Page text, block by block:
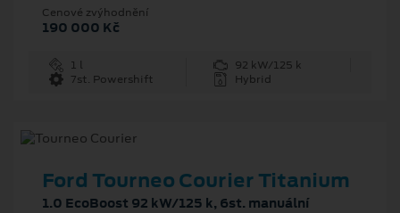
Cenové zvýhodnění
190 000 Kč
1 l
92 kW/125 k
7st. Powershift
Hybrid
Ford Tourneo Courier Titanium
1.0 EcoBoost 92 kW/125 k, 6st. manuální